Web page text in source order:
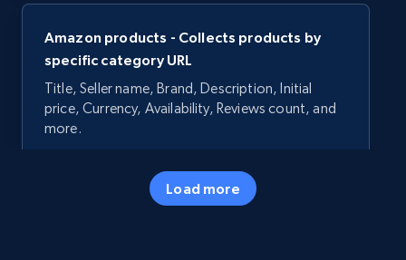
Amazon products - Collects products by
specific category URL
Title, Seller name, Brand, Description, Initial
price, Currency, Availability, Reviews count, and
more.
5.7K+
Load more